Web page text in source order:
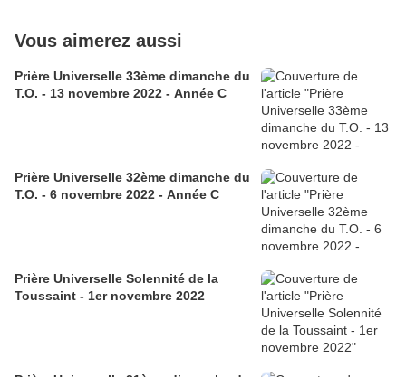
Vous aimerez aussi
Prière Universelle 33ème dimanche du
T.O. - 13 novembre 2022 - Année C
Prière Universelle 32ème dimanche du
T.O. - 6 novembre 2022 - Année C
Prière Universelle Solennité de la
Toussaint - 1er novembre 2022